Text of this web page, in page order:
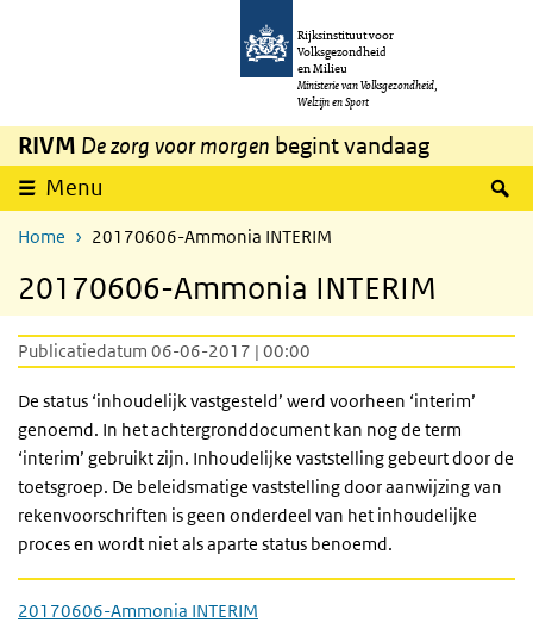
Overslaan en naar de inhoud gaan
Rijksinstituut voor
Volksgezondheid
en Milieu
Ministerie van Volksgezondheid,
Welzijn en Sport
RIVM De zorg voor morgen begint vandaag
Menu
Home 20170606-Ammonia INTERIM
20170606-Ammonia INTERIM
Publicatiedatum 06-06-2017 | 00:00
De status ‘inhoudelijk vastgesteld’ werd voorheen ‘interim’
genoemd. In het achtergronddocument kan nog de term
‘interim’ gebruikt zijn. Inhoudelijke vaststelling gebeurt door de
toetsgroep. De beleidsmatige vaststelling door aanwijzing van
rekenvoorschriften is geen onderdeel van het inhoudelijke
proces en wordt niet als aparte status benoemd.
20170606-Ammonia INTERIM